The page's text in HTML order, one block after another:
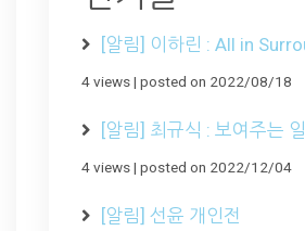
[알림] 이하린 : All in
4 views| posted on 2022/08/18
[알림] 최규식 : 보여주는
4 views| posted on 2022/12/04
[알림] 선윤 개인전